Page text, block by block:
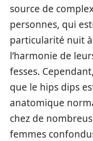
source de
personnes, qui
particularité nuit
l’harmonie de
fesses.
que le hips dips
anatomique
chez de
femmes